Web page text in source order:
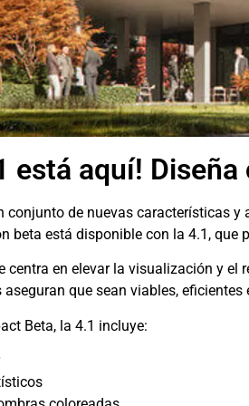
está aquí!
conjunto de nuevas características
beta está disponible con la 4.1, que
centra en elevar la visualización y
que sean viables, eficientes
Beta, la 4.1 incluye: